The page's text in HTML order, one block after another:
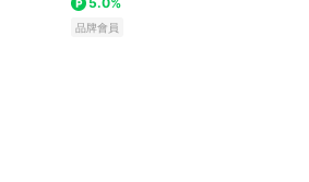
品牌會員